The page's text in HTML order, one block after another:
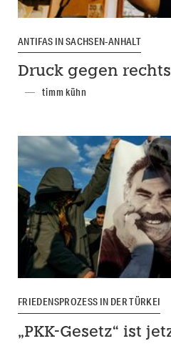
ANTIFAS IN SACHSEN-ANHALT
Druck gegen rechts
timm kühn
FRIEDENSPROZESS IN DER TÜRKEI
„PKK-Gesetz“ ist